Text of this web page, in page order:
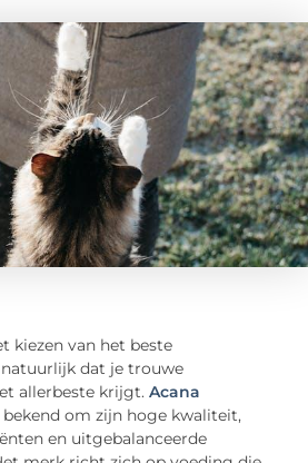
kiezen van het beste
dat je trouwe
allerbeste krijgt.Acana
om zijn hoge kwaliteit,
en uitgebalanceerde